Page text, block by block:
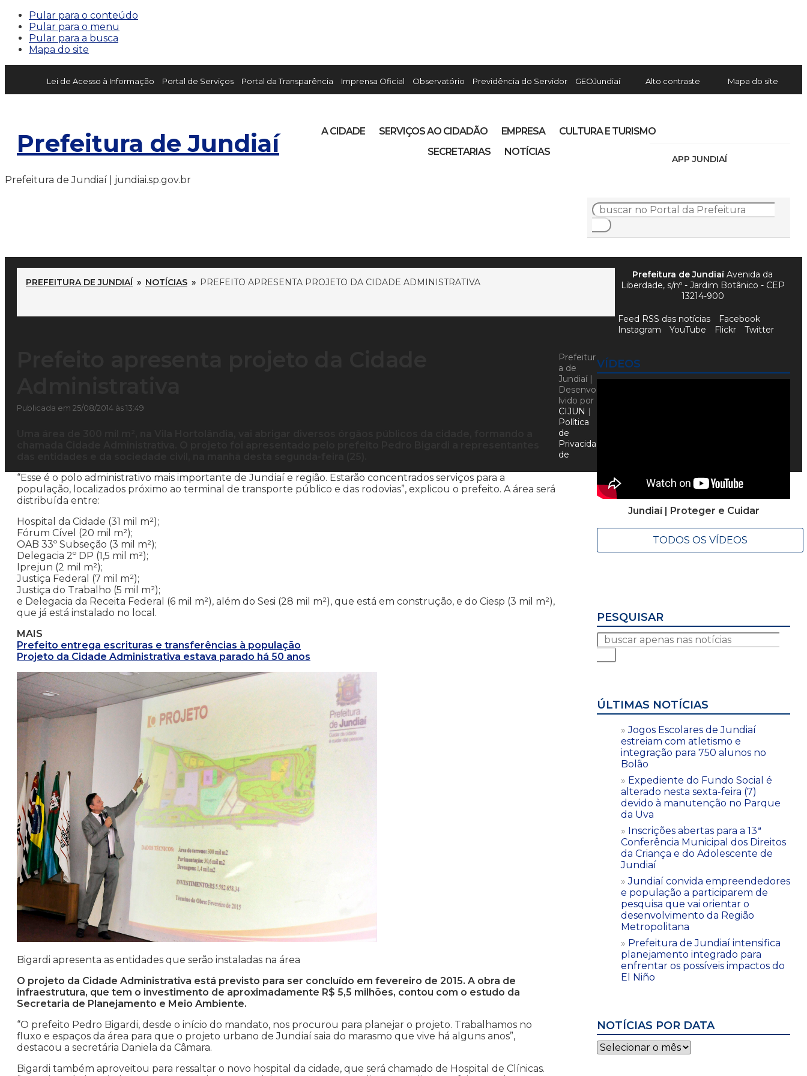
Pular para o conteúdo
Pular para o menu
Pular para a busca
Mapa do site
Lei de Acesso à Informação Portal de Serviços Portal da Transparência Imprensa Oficial Observatório Previdência do Servidor GEOJundiaí Alto contraste Mapa do site
Prefeitura de Jundiaí
APP JUNDIAÍ
A CIDADE SERVIÇOS AO CIDADÃO EMPRESA
CULTURA E TURISMO
SECRETARIAS
NOTÍCIAS
Prefeitura de Jundiaí | jundiai.sp.gov.br
PREFEITURA DE JUNDIAÍ » NOTÍCIAS » PREFEITO APRESENTA PROJETO DA CIDADE ADMINISTRATIVA
Publicada em 25/08/2014 às 13:49
“Esse é o polo administrativo mais importante de Jundiaí e região. Estarão concentrados serviços para a
população, localizados próximo ao terminal de transporte público e das rodovias”, explicou o prefeito. A área será
distribuída entre:
Hospital da Cidade (31 mil m²);
Fórum Cível (20 mil m²);
OAB 33º Subseção (3 mil m²);
Delegacia 2º DP (1,5 mil m²);
Iprejun (2 mil m²);
Justiça Federal (7 mil m²);
Justiça do Trabalho (5 mil m²);
e Delegacia da Receita Federal (6 mil m²), além do Sesi (28 mil m²), que está em construção, e do Ciesp (3 mil m²),
que já está instalado no local.
MAIS
Prefeito entrega escrituras e transferências à população
Projeto da Cidade Administrativa estava parado há 50 anos
Bigardi apresenta as entidades que serão instaladas na área
O projeto da Cidade Administrativa está previsto para ser concluído em fevereiro de 2015. A obra de
infraestrutura, que tem o investimento de aproximadamente R$ 5,5 milhões, contou com o estudo da
Secretaria de Planejamento e Meio Ambiente.
“O prefeito Pedro Bigardi, desde o início do mandato, nos procurou para planejar o projeto. Trabalhamos no
fluxo e espaços da área para que o projeto urbano de Jundiaí saia do marasmo que vive há alguns anos”,
destacou a secretária Daniela da Câmara.
Bigardi também aproveitou para ressaltar o novo hospital da cidade, que será chamado de Hospital de Clínicas.
VÍDEOS
Jundiaí | Proteger e Cuidar
TODOS OS VÍDEOS
PESQUISAR
ÚLTIMAS NOTÍCIAS
Jogos Escolares de Jundiaí
estreiam com atletismo e
integração para 750 alunos no
Bolão
Expediente do Fundo Social é
alterado nesta sexta-feira (7)
devido à manutenção no Parque
da Uva
Inscrições abertas para a 13ª
Conferência Municipal dos Direitos
da Criança e do Adolescente de
Jundiaí
Jundiaí convida empreendedores
e população a participarem de
pesquisa que vai orientar o
desenvolvimento da Região
Metropolitana
Prefeitura de Jundiaí intensifica
planejamento integrado para
enfrentar os possíveis impactos do
El Niño
NOTÍCIAS POR DATA
Notícias
por
Prefeitura de JundiaíAvenida da
Liberdade, s/nº - Jardim Botânico - CEP
13214-900
Feed RSS das notícias
Facebook
Instagram
YouTube Flickr Twitter
Prefeitur
a de
Jundiaí |
Desenvo
lvido por
CIJUN |
Política
de
Privacida
de